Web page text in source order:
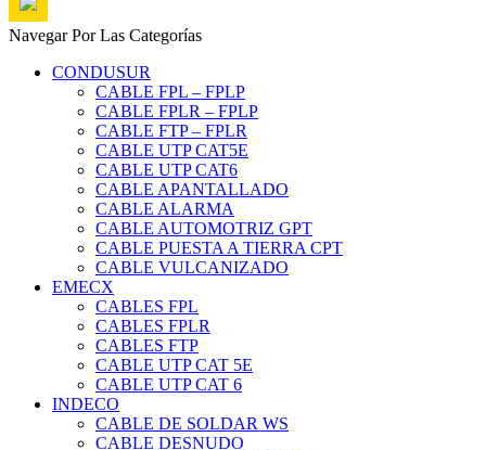
Navegar Por Las Categorías
CONDUSUR
CABLE FPL – FPLP
CABLE FPLR – FPLP
CABLE FTP – FPLR
CABLE UTP CAT5E
CABLE UTP CAT6
CABLE APANTALLADO
CABLE ALARMA
CABLE AUTOMOTRIZ GPT
CABLE PUESTA A TIERRA CPT
CABLE VULCANIZADO
EMECX
CABLES FPL
CABLES FPLR
CABLES FTP
CABLE UTP CAT 5E
CABLE UTP CAT 6
INDECO
CABLE DE SOLDAR WS
CABLE DESNUDO